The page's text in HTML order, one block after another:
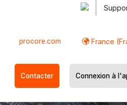
procore.com France
Contacter Connexion à